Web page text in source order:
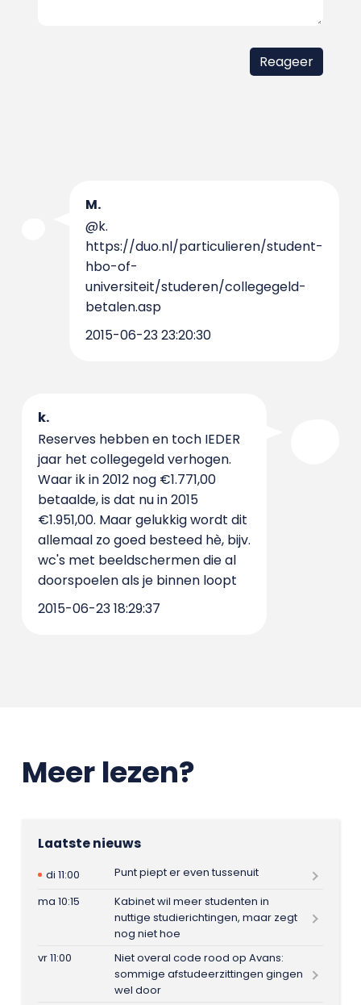
M.
@k.
https://duo.nl/particulieren/student-
hbo-of-
universiteit/studeren/collegegeld-
betalen.asp
2015-06-23 23:20:30
k.
Reserves hebben en toch IEDER
jaar het collegegeld verhogen.
Waar ik in 2012 nog €1.771,00
betaalde, is dat nu in 2015
€1.951,00. Maar gelukkig wordt dit
allemaal zo goed besteed hè, bijv.
wc's met beeldschermen die al
doorspoelen als je binnen loopt
2015-06-23 18:29:37
Meer lezen?
Laatste nieuws
di 11:00
Punt piept er even tussenuit
ma 10:15
Kabinet wil meer studenten in
nuttige studierichtingen, maar zegt
nog niet hoe
vr 11:00
Niet overal code rood op Avans:
sommige afstudeerzittingen gingen
wel door